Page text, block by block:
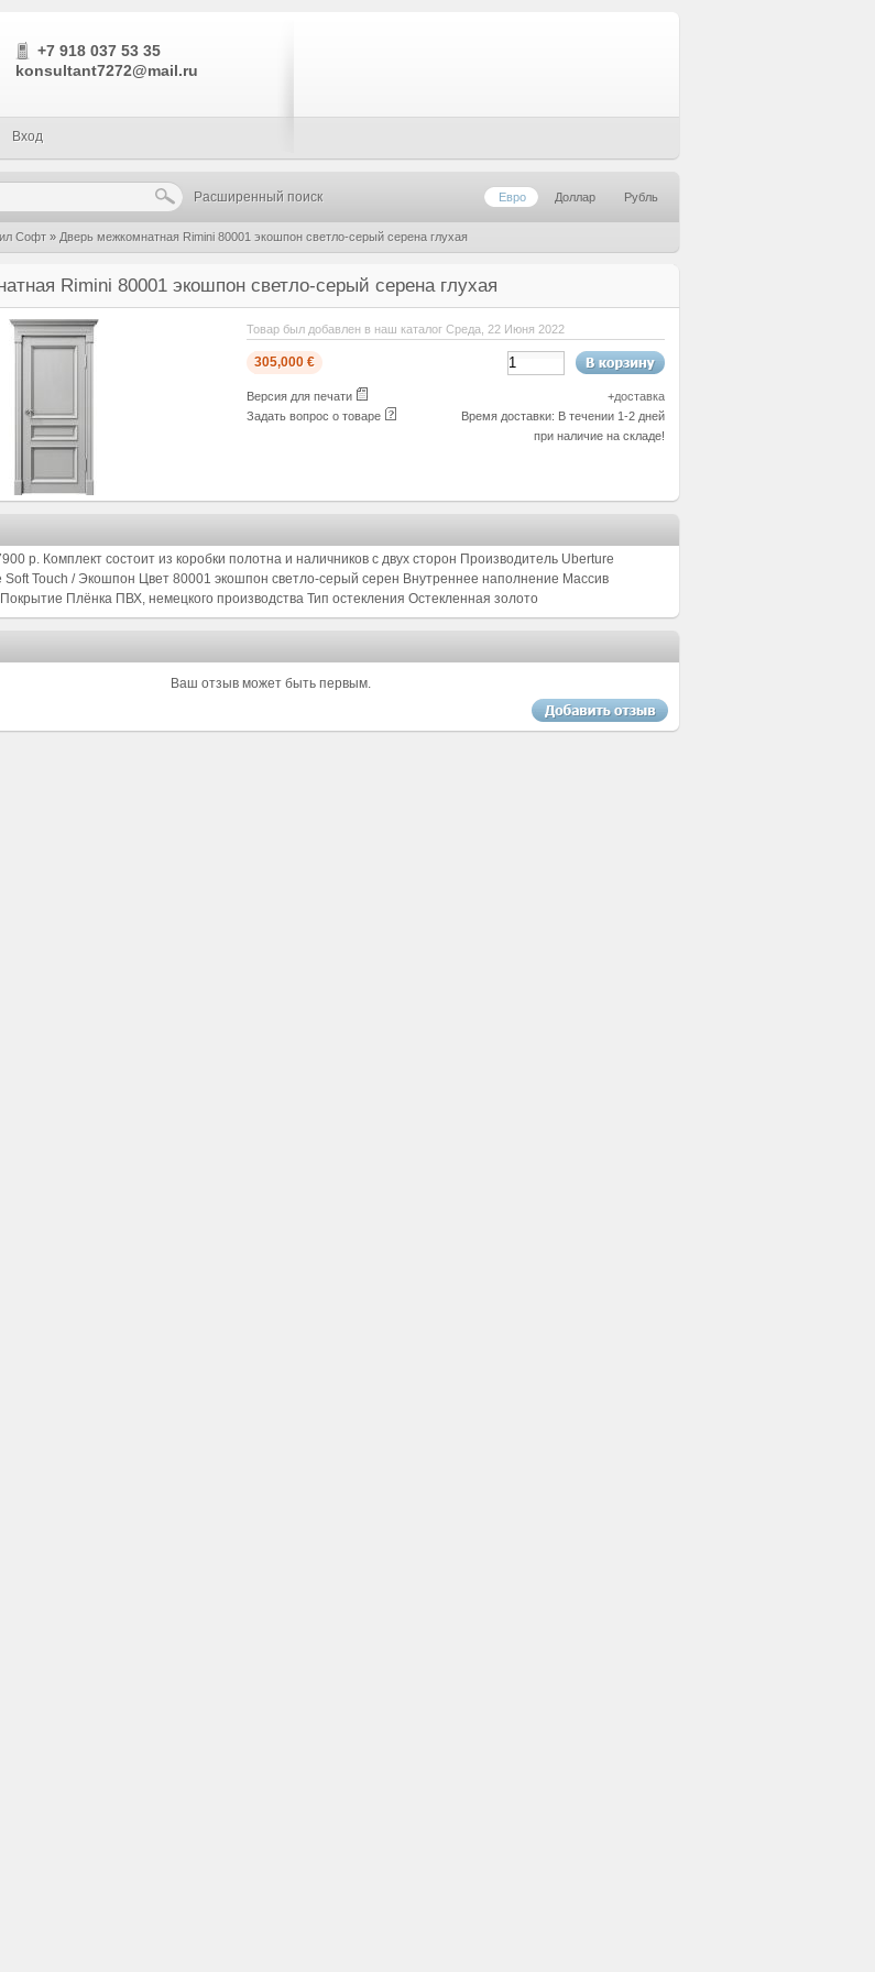
+7 918 037 53 35
konsultant7272@mail.ru
Вход
Расширенный поиск Евро Доллар Рубль
Софт » Дверь межкомнатная Rimini 80001 экошпон светло-серый серена глухая
Rimini 80001 экошпон светло-серый серена глухая
Товар был добавлен в наш каталог Среда, 22 Июня 2022
305,000 €
Версия для печати
Задать вопрос о товаре
+доставка
Время доставки: В течении 1-2 дней
при наличие на складе!
р. Комплект состоит из коробки полотна и наличников с двух сторон Производитель Uberture
Touch / Экошпон Цвет 80001 экошпон светло-серый серен Внутреннее наполнение Массив
Плёнка ПВХ, немецкого производства Тип остекления Остекленная золото
Ваш отзыв может быть первым.